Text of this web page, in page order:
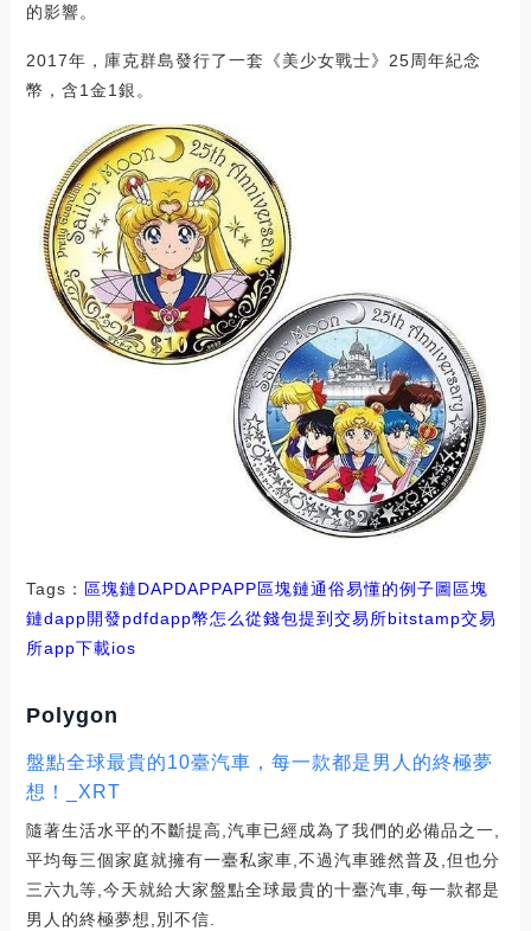
的影響。
2017年，庫克群島發行了一套《美少女戰士》25周年紀念
幣，含1金1銀。
Tags： 區塊鏈DAPDAPPAPP區塊鏈通俗易懂的例子圖 區塊
鏈dapp開發pdfdapp幣怎么從錢包提到交易所bitstamp交易
所app下載ios
Polygon
盤點全球最貴的10臺汽車，每一款都是男人的終極夢
想！_XRT
隨著生活水平的不斷提高,汽車已經成為了我們的必備品之一,
平均每三個家庭就擁有一臺私家車,不過汽車雖然普及,但也分
三六九等,今天就給大家盤點全球最貴的十臺汽車,每一款都是
男人的終極夢想,別不信.